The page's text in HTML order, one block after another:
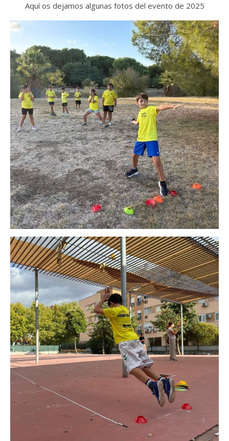
Aquí os dejamos algunas fotos del evento de 2025